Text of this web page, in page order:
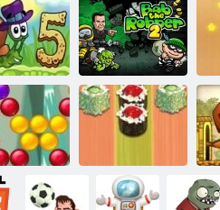
bob 5
stāsts
Bobs laupītājs 2